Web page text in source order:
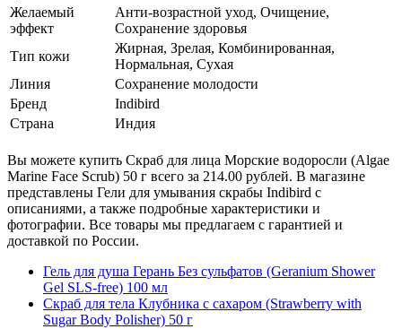
Желаемый
эффект
Анти-возрастной уход, Очищение,
Сохранение здоровья
Тип кожи
Жирная, Зрелая, Комбинированная,
Нормальная, Сухая
Линия
Сохранение молодости
Бренд
Indibird
Страна
Индия
Вы можете купить Скраб для лица Морские водоросли (Algae
Marine Face Scrub) 50 г всего за 214.00 рублей. В магазине
представлены Гели для умывания скрабы Indibird с
описаниями, а также подробные характеристики и
фотографии. Все товары мы предлагаем с гарантией и
доставкой по России.
Гель для душа Герань Без сульфатов (Geranium Shower
Gel SLS-free) 100 мл
Скраб для тела Клубника с сахаром (Strawberry with
Sugar Body Polisher) 50 г